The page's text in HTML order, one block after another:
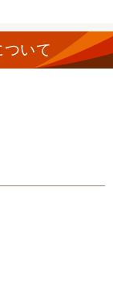
いて